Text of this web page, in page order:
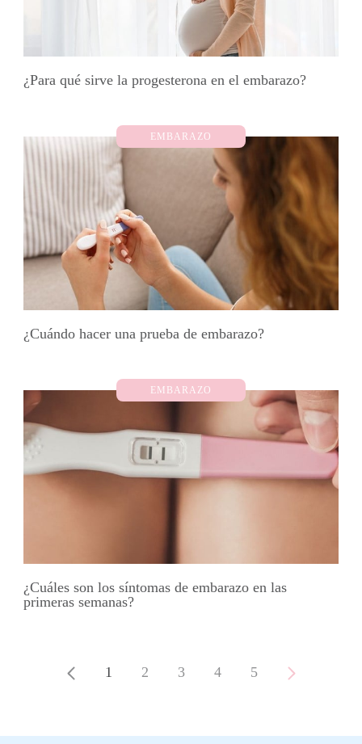
¿Para qué sirve la progesterona en el embarazo?
EMBARAZO
¿Cuándo hacer una prueba de embarazo?
EMBARAZO
¿Cuáles son los síntomas de embarazo en las
primeras semanas?
1 2 3 4 5